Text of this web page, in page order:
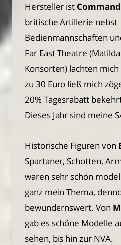
Hersteller ist
britische Artillerie nebst
Bedienmannschaften
Far East Theatre
Konsorten) lachten
zu 30 Euro ließ mich
20% Tagesrabatt
Dieses Jahr sind meine
Historische Figuren von
Spartaner, Schotten,
waren sehr schön
ganz mein Thema,
bewundernswert. Von
gab es schöne Modelle
sehen, bis hin zur NVA.